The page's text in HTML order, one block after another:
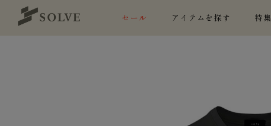
セール アイテムを探す 特集